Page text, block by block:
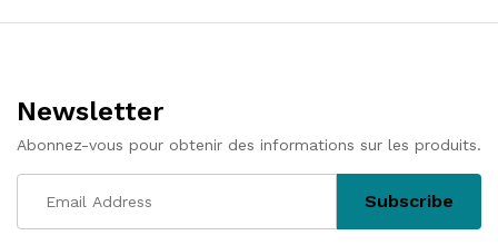
l’article
Newsletter
Abonnez-vous pour obtenir des informations sur les produits.